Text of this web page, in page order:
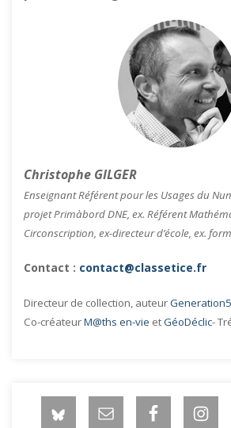
Christophe GILGER
Enseignant Référent pour les Usages du
projet Primàbord DNE, ex. Référent
Circonscription, ex-directeur d’école, ex.
Contact : contact@classetice.fr
Directeur de collection, auteurGeneration5
Co-créateurM@ths en-vie etGéoDéclic-